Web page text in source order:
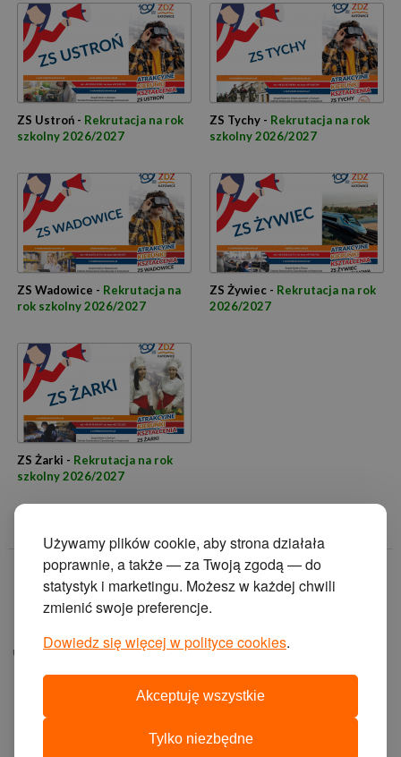
Używamy plików cookie, aby strona działała
poprawnie, a także — za Twoją zgodą — do
statystyk i marketingu. Możesz w każdej chwili
zmienić swoje preferencje.
Dowiedz się więcej w polityce cookies.
Akceptuję wszystkie
Tylko niezbędne
ZS Ustroń - Rekrutacja na rok
szkolny 2026/2027
ZS Tychy - Rekrutacja na rok
szkolny 2026/2027
ZS Wadowice - Rekrutacja na
rok szkolny 2026/2027
ZS Żywiec - Rekrutacja na rok
2026/2027
ZS Żarki - Rekrutacja na rok
szkolny 2026/2027
© 2014 Zakład
Doskonalenia
Zawodowego w
ul. Krasińskiego 2, 40-
projekt i wykonanie: